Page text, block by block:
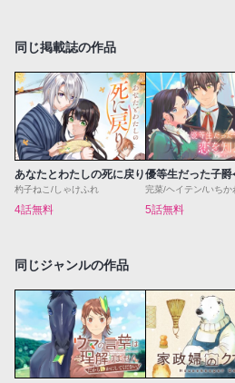
同じ掲載誌の作品
あなたとわたしの死に戻り
杓子ねこ/しゃけふれ
4話無料
完菜/ヘイテン/いちか
5話無料
同じジャンルの作品